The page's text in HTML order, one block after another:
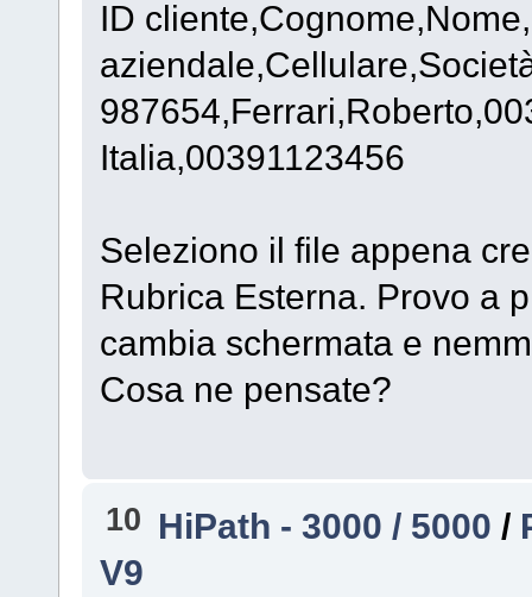
ID
Italia,00391123456
Seleziono il file appena
Rubrica Esterna. Provo a
cambia schermata e
Cosa ne pensate?
10 HiPath - 3000 / 5000 /
V9